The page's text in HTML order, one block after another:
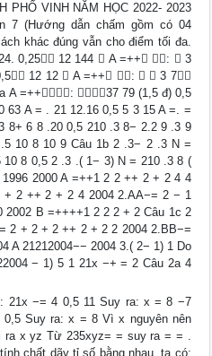
PHỐ VINH NĂM HỌC 2022- 2023
7 (Hướng dẫn chấm gồm có 04
khác đúng vẫn cho điểm tối đa.
0,25 12 144  A =++ :  3
12 12  A =++ :   3 7
A =++: 37 79 (1,5 đ) 0,5
63 A = . 21 12.16 0,5 5 3 15 A =. =
8+ 6 8 .20 0,5 210 .3 8− 2.2 9 .3 9
10 8 10 9 Câu 1b 2 .3− 2 .3 N =
8 0,5 2 .3 .( 1− 3) N = 210 .3 8 (
2000 A =++1 2 2 ++ 2 + 2 4 4
+ 2 ++ 2 + 2 4 2004 2.AA−= 2 − 1
2002 B =++++1 2 2 2 + 2 Câu 1c 2
2 + 2 + 2 ++ 2 + 2 2 2004 2.BB−=
A 21212004−− 2004 3.( 2− 1) 1 Do
− 1) 5 1 21x −+ = 2 Câu 2a 4
21x −= 4 0,5 11 Suy ra: x = 8 −7
Suy ra: x = 8 Vì x nguyên nên
ra x yz Từ 235xyz= = suy ra = = .
chất dãy tỉ số bằng nhau, ta có: